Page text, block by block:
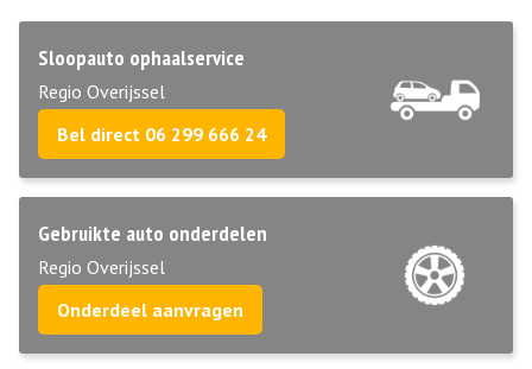
Sloopauto ophaalservice
Regio Overijssel
Bel direct 06 299 666 24
Gebruikte auto onderdelen
Regio Overijssel
Onderdeel aanvragen